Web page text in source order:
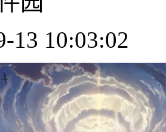
13 10:03:02